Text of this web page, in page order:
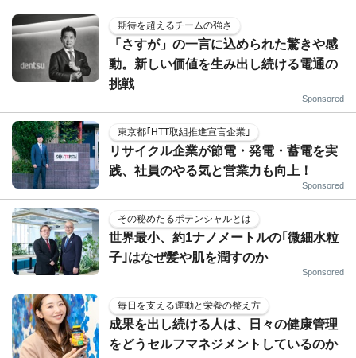
期待を超えるチームの強さ
「さすが」の一言に込められた驚きや感
動。新しい価値を生み出し続ける電通の
挑戦
Sponsored
東京都｢HTT取組推進宣言企業｣
リサイクル企業が節電・発電・蓄電を実
践、社員のやる気と営業力も向上！
Sponsored
その秘めたるポテンシャルとは
世界最小、約1ナノメートルの｢微細水粒
子｣はなぜ髪や肌を潤すのか
Sponsored
毎日を支える運動と栄養の整え方
成果を出し続ける人は、日々の健康管理
をどうセルフマネジメントしているのか